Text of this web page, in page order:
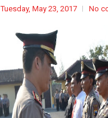
Tuesday, May 23, 2017 No